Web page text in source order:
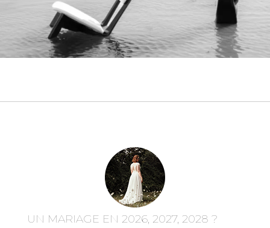
UN MARIAGE EN 2026, 2027, 2028 ?